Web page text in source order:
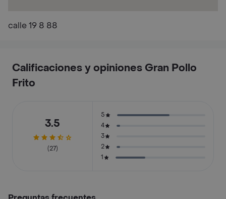
calle 19 8 88
Calificaciones y opiniones Gran Pollo
Frito
3.5
(27)
5
4
3
2
1